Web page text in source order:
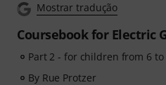
Mostrar tradução
Coursebook for Electric
Part 2 - for children from 6 to
By Rue Protzer